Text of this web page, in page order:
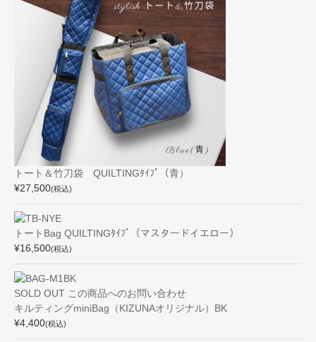
トート＆竹刀袋 QUILTINGﾀｲﾌﾟ（青）
¥27,500(税込)
トートBag QUILTINGﾀｲﾌﾟ（マスタードイエロー）
¥16,500(税込)
SOLD OUT この商品へのお問い合わせ
キルティングminiBag（KIZUNAオリジナル）BK
¥4,400(税込)